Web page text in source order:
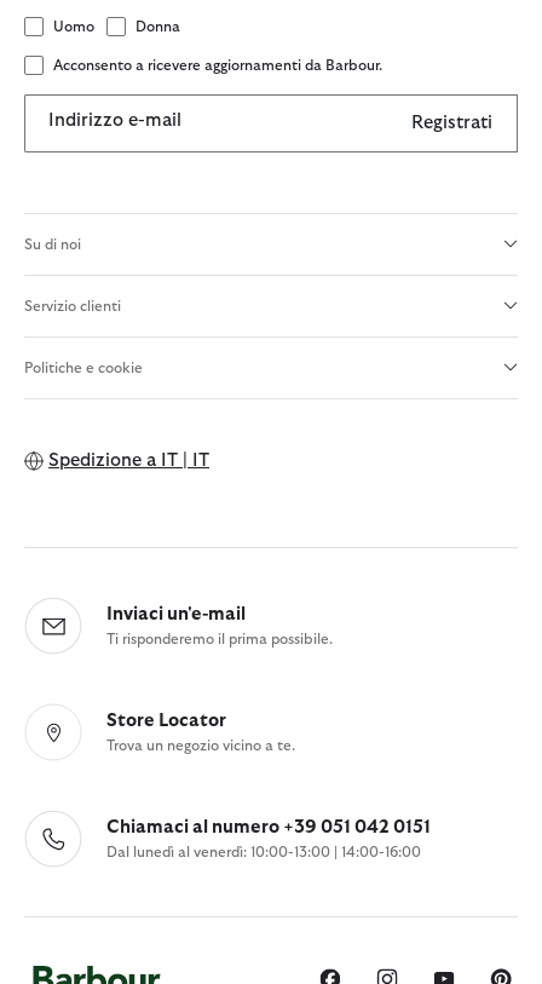
Uomo Donna
Acconsento a ricevere aggiornamenti da Barbour.
Indirizzo e-mail Registrati
Su di noi
Servizio clienti
Politiche e cookie
Spedizione a IT | IT
Inviaci un'e-mail
Ti risponderemo il prima possibile.
Store Locator
Trova un negozio vicino a te.
Chiamaci al numero +39 051 042 0151
Dal lunedì al venerdì: 10:00-13:00 | 14:00-16:00